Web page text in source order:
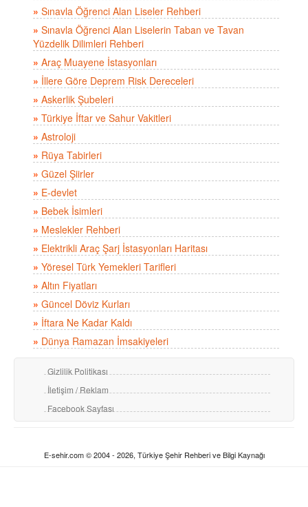
» Sınavla Öğrenci Alan Liseler Rehberi
» Sınavla Öğrenci Alan Liselerin Taban ve Tavan
Yüzdelik Dilimleri Rehberi
» Araç Muayene İstasyonları
» İllere Göre Deprem Risk Dereceleri
» Askerlik Şubeleri
» Türkiye İftar ve Sahur Vakitleri
» Astroloji
» Rüya Tabirleri
» Güzel Şiirler
» E-devlet
» Bebek İsimleri
» Meslekler Rehberi
» Elektrikli Araç Şarj İstasyonları Haritası
» Yöresel Türk Yemekleri Tarifleri
» Altın Fiyatları
» Güncel Döviz Kurları
» İftara Ne Kadar Kaldı
» Dünya Ramazan İmsakiyeleri
Gizlilik Politikası
İletişim / Reklam
Facebook Sayfası
E-sehir.com © 2004 - 2026, Türkiye Şehir Rehberi ve Bilgi Kaynağı